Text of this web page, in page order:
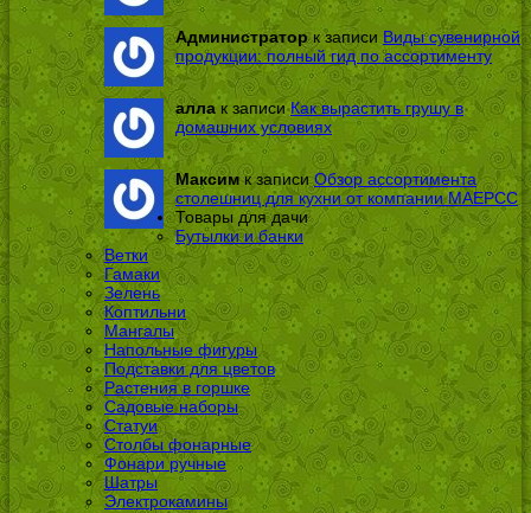
Администраторк записи Виды сувенирной
продукции: полный гид по ассортименту
аллак записиКак вырастить грушу в
домашних условиях
Максимк записиОбзор ассортимента
столешниц для кухни от компании МАЕРСС
Товары для дачи
Бутылки и банки
Ветки
Гамаки
Зелень
Коптильни
Мангалы
Напольные фигуры
Подставки для цветов
Растения в горшке
Садовые наборы
Статуи
Столбы фонарные
Фонари ручные
Шатры
Электрокамины